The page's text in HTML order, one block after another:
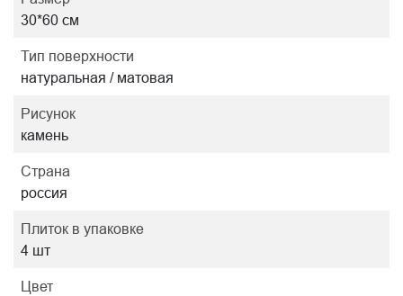
30*60 см
Тип поверхности
натуральная / матовая
Рисунок
камень
Страна
россия
Плиток в упаковке
4 шт
Цвет